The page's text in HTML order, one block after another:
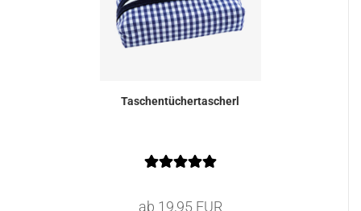
Taschentüchertascherl
ab 19,95 EUR